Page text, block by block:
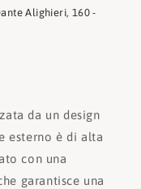
Alighieri, 160 -
da un design
esterno è di alta
con una
garantisce una